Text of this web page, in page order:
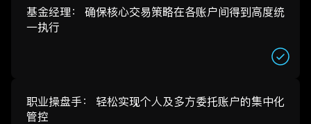
基金经理： 确保核心交易策略在各账户间得到高度统
一执行
职业操盘手： 轻松实现个人及多方委托账户的集中化
管控